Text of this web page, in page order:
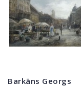
Barkāns Georgs